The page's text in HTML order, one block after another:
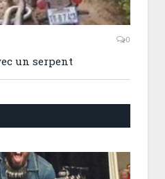
0
un serpent